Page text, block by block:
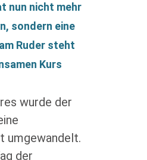
nun nicht mehr
sondern eine
Ruder steht
Kurs
wurde der
umgewandelt.
der